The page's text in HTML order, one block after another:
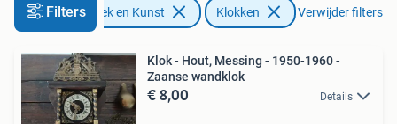
FiltersAntiek en Kunst Klokken Verwijder filters
Klok - Hout, Messing - 1950-1960 -
Zaanse wandklok
€ 8,00 Details